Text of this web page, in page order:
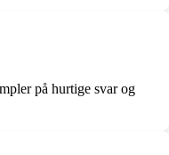
på hurtige svar og